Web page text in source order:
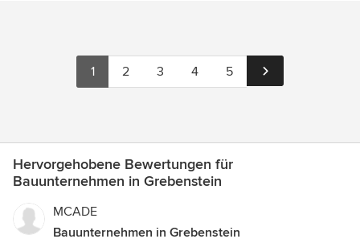
1 2 3 4 5
Hervorgehobene Bewertungen für
Bauunternehmen in Grebenstein
MCADE
Bauunternehmen in Grebenstein